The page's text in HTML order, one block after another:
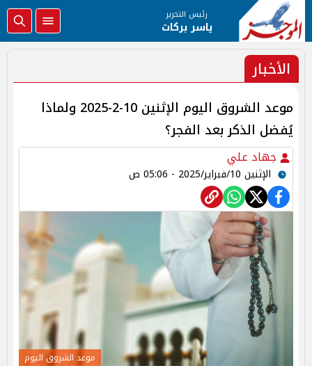
رئيس التحرير
ياسر بركات
الأخبار
موعد الشروق اليوم الإثنين 10-2-2025 ولماذا
يُفضل الذكر بعد الفجر؟
جهاد علي
الإثنين 10/فبراير/2025 - 05:06 ص
موعد الشروق اليوم